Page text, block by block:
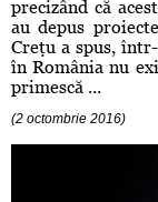
precizând că
au depus
Creţu a spus,
în România nu
primescă ...
(2 octombrie 2016)